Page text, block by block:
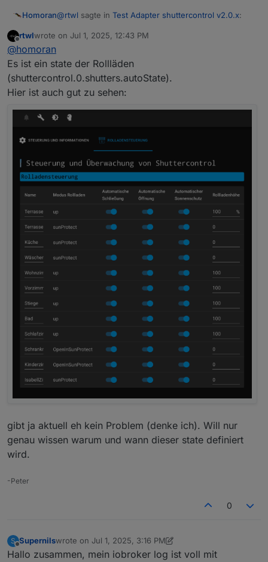
Homoran@rtwl sagte in Test Adapter shuttercontrol v2.0.x:
Was bedeutet der Status "OpenInSunProtect"?
Wann wird dieser gesetzt?
wo steht das?
müsste so ohne Kontext, heißen
geht wahrscheinlich um eine Tür oder ein Fenster
Offline
rtwlwrote on Jul 1, 2025, 12:43 PM
last edited by
@homoran
Es ist ein state der Rollläden
(shuttercontrol.0.shutters.autoState).
Hier ist auch gut zu sehen:
gibt ja aktuell eh kein Problem (denke ich). Will nur
genau wissen warum und wann dieser state definiert
wird.
-Peter
0
S
Offline
Supernilswrote on Jul 1, 2025, 3:16 PM
last edited by Supernils Jul 1, 2025, 5:19 PM
Hallo zusammen, mein iobroker log ist voll mit